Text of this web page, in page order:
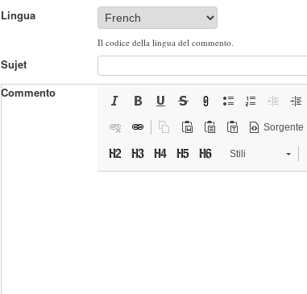
Lingua
Il codice della lingua del commento.
Sujet
Commento
Sorgente
Stili